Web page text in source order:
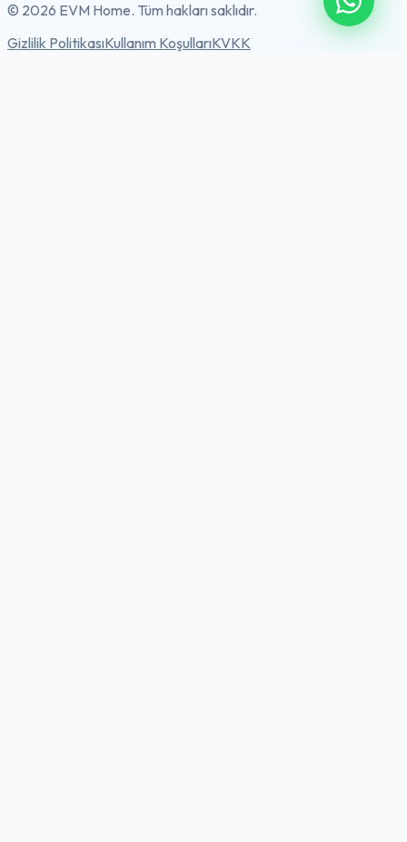
© 2026 EVM Home. Tüm hakları saklıdır.
Gizlilik PolitikasıKullanım KoşullarıKVKK